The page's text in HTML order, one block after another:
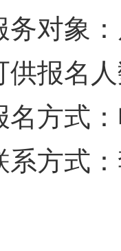
务对象
供报名
名方式
系方式